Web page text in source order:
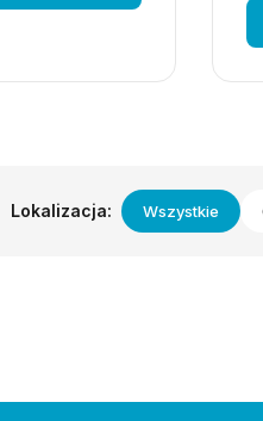
Lokalizacja: Wszystkie